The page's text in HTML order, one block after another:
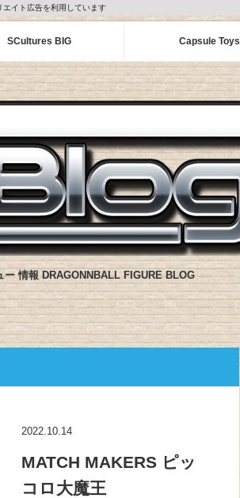
エイト広告を利用しています
SCultures BIG Capsule Toys
情報 DRAGONNBALL FIGURE BLOG
2022.10.14
MATCH MAKERS ピッ
コロ大魔王